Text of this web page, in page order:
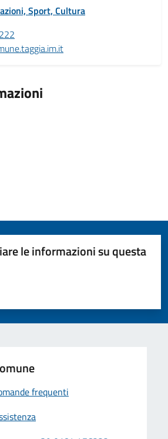
Sport, Cultura
le informazioni su questa
5 stelle su 5
su 5
su 5
5
frequenti